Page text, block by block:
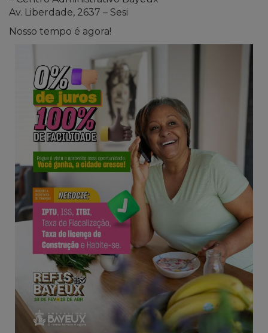
Av. Liberdade, 2637 – Sesi
Nosso tempo é agora!